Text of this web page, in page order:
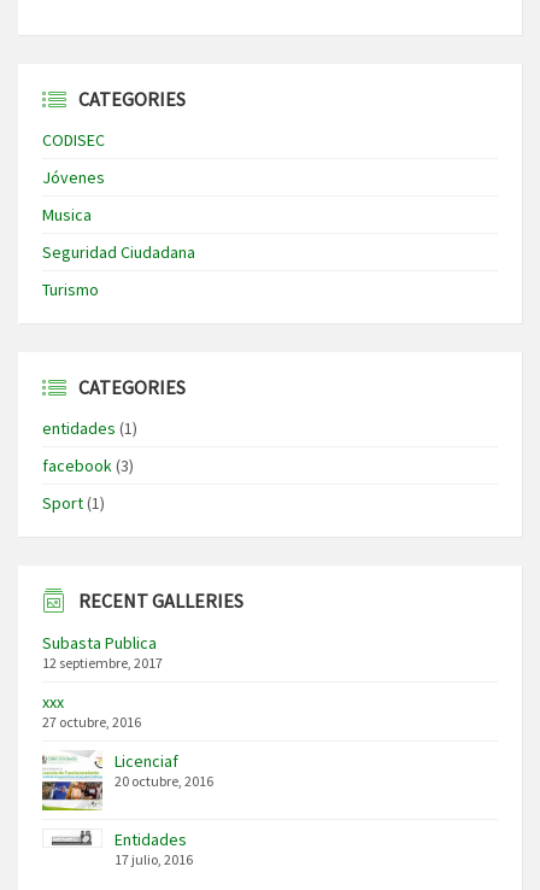
CATEGORIES
CODISEC
Jóvenes
Musica
Seguridad Ciudadana
Turismo
CATEGORIES
entidades (1)
facebook(3)
Sport(1)
RECENT GALLERIES
Subasta Publica
12 septiembre, 2017
xxx
27 octubre, 2016
Licenciaf
20 octubre, 2016
Entidades
17 julio, 2016